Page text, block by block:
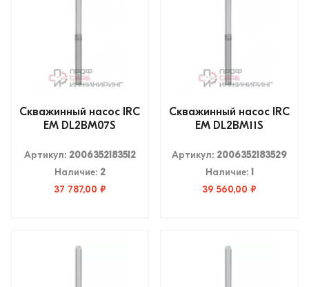
Скважинный насос IRC
EM DL2BM07S
Артикул: 2006352183512
Наличие: 2
37 787,00 ₽
Скважинный насос IRC
EM DL2BM11S
Артикул: 2006352183529
Наличие: 1
39 560,00 ₽